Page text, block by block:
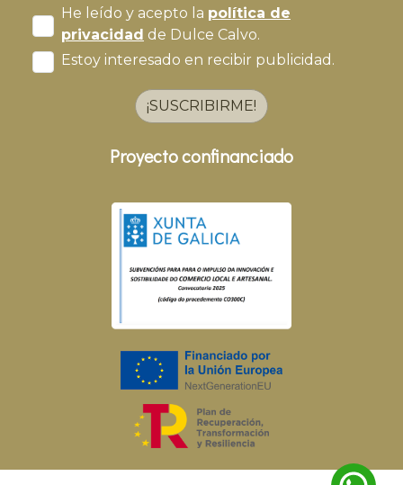
He leído y acepto la política de
privacidad de Dulce Calvo.
Estoy interesado en recibir publicidad.
¡SUSCRIBIRME!
Proyecto confinanciado